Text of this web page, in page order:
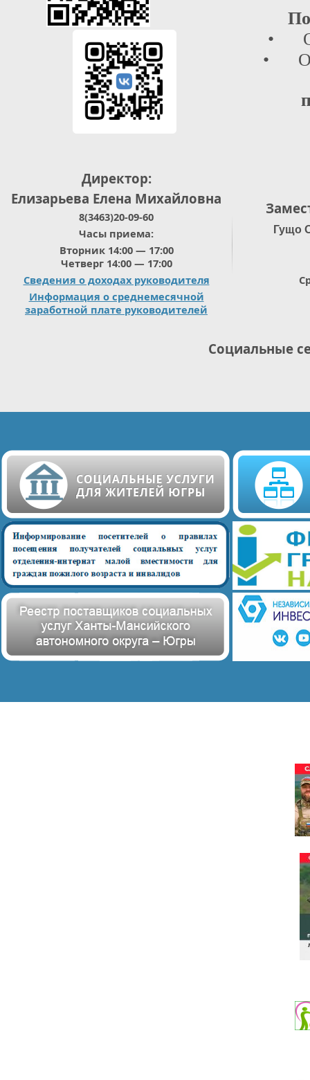
•
•
Директор:
Елизарьева Елена Михайловна
8(3463)20-09-60
Часы приема:
Вторник 14:00 — 17:00
Четверг 14:00 — 17:00
Сведения о доходах руководителя
Информация о среднемесячной
заработной плате руководителей
Гущо
Социальные